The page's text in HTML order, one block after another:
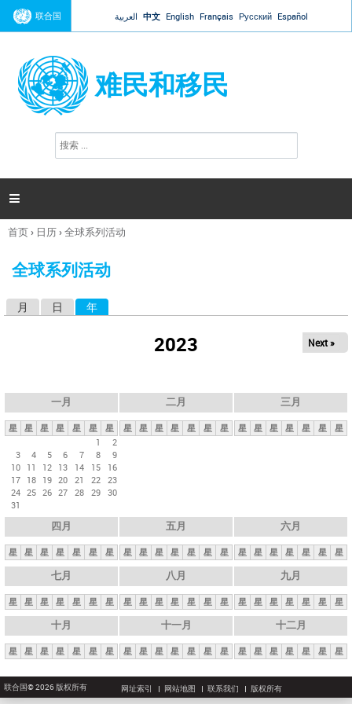
Jump to navigation
联合国 العربية 中文 English Français Русский Español
难民和移民
搜
索

你
这
首页› 日历›全球系列活动
全球系列活动
月 日 年
2023 Next »
一月
星 星 星 星 星 星
星
1
2
3
4 5 6 7 8
9
10 11 12 13 14 15
16
17 18 19 20 21 22 23
24 25 26 27 28 29 30
31
二月
星 星 星 星 星 星 星
三月
星 星 星 星 星 星 星
四月
星 星 星 星 星 星 星
五月
星 星 星 星 星 星 星
六月
星 星 星 星 星 星 星
七月
星 星 星 星 星 星 星
八月
星 星 星 星 星 星 星
九月
星 星 星 星 星 星 星
十月
星 星 星 星 星 星 星
十一月
星 星 星 星 星 星 星
十二月
星 星 星 星 星 星 星
联合国© 2026 版权所有 网址索引 网站地图 联系我们 版权所有